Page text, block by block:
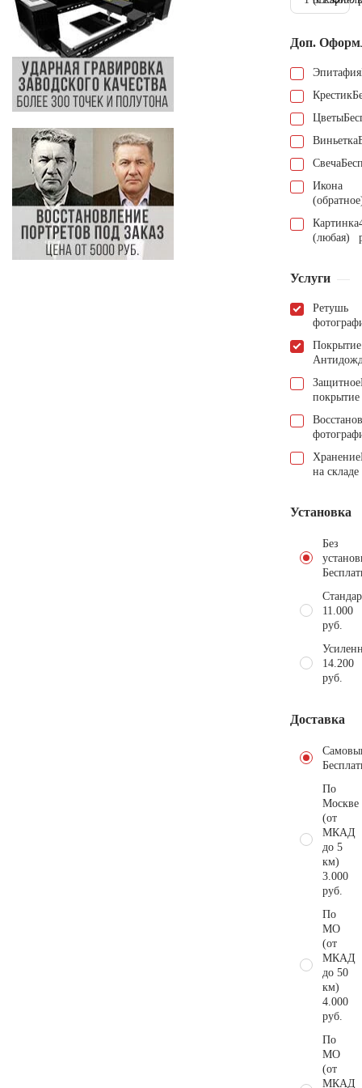
Доп.
Эпитафия
Крестик
Цветы
Виньетка
Свеча
Икона
Картинка
(любая)
Услуги
Ретушь
Покрытие
Защитное
покрытие
Хранение
на складе
Установка
Без
11.000
руб.
14.200
руб.
Доставка
По
Москве
(от
МКАД
до 5
км)
3.000
руб.
По
МО
(от
МКАД
до 50
км)
4.000
руб.
По
МО
(от
МКАД